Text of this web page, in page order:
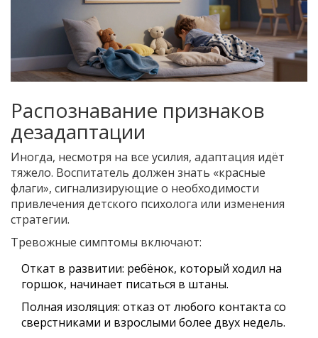
Распознавание признаков
дезадаптации
Иногда, несмотря на все усилия, адаптация идёт
тяжело. Воспитатель должен знать «красные
флаги», сигнализирующие о необходимости
привлечения детского психолога или изменения
стратегии.
Тревожные симптомы включают:
Откат в развитии: ребёнок, который ходил на
горшок, начинает писаться в штаны.
Полная изоляция: отказ от любого контакта со
сверстниками и взрослыми более двух недель.